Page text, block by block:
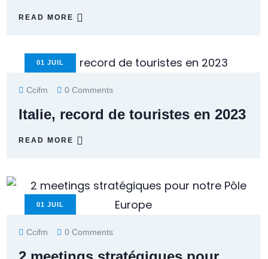
READ MORE
01 JUIL
Ccifm 0 Comments
Italie, record de touristes en 2023
READ MORE
01 JUIL
Ccifm 0 Comments